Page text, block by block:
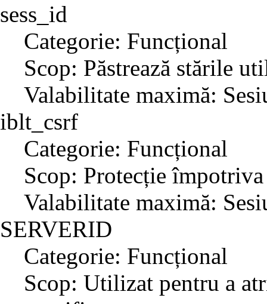
sess_id
Categorie: Funcțional
Scop: Păstrează stările
Valabilitate maximă:
iblt_csrf
Categorie: Funcțional
Scop: Protecție
Valabilitate maximă:
SERVERID
Categorie: Funcțional
Scop: Utilizat pentru a